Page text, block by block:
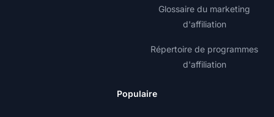
Glossaire du marketing
d'affiliation
Répertoire de programmes
d'affiliation
Populaire